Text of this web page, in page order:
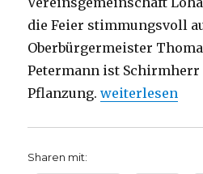
die Feier stimmungsvoll
Oberbürgermeister
Petermann ist Schirmherr
Pflanzung.„Der
weiterlesen
Sharen mit: